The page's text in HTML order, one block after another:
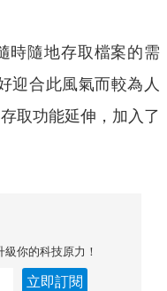
時隨地存取檔案的需
迎合此風氣而較為人
取功能延伸，加入了
你的科技原力！
立即訂閱